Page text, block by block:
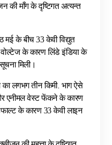
की माँग के दृष्टिगत अत्यन्त
के बीच 33 केवी विद्युत
के कारण लिंडे इंडिया के
मिली।
लगभग तीन किमी. भाग ऐसे
एनीमल वेस्ट फेंकने के कारण
के कारण 33 केवी लाइन